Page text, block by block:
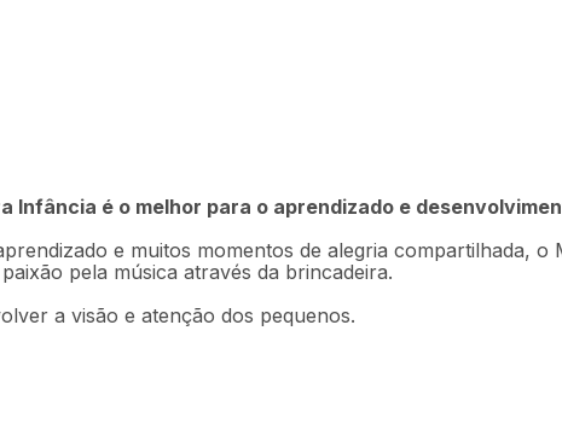
Infância é o melhor para o aprendizado e
e muitos momentos de alegria compartilhada,
pela música através da brincadeira.
a visão e atenção dos pequenos.